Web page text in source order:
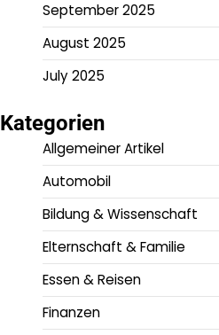
September 2025
August 2025
July 2025
Kategorien
Allgemeiner Artikel
Automobil
Bildung & Wissenschaft
Elternschaft & Familie
Essen & Reisen
Finanzen